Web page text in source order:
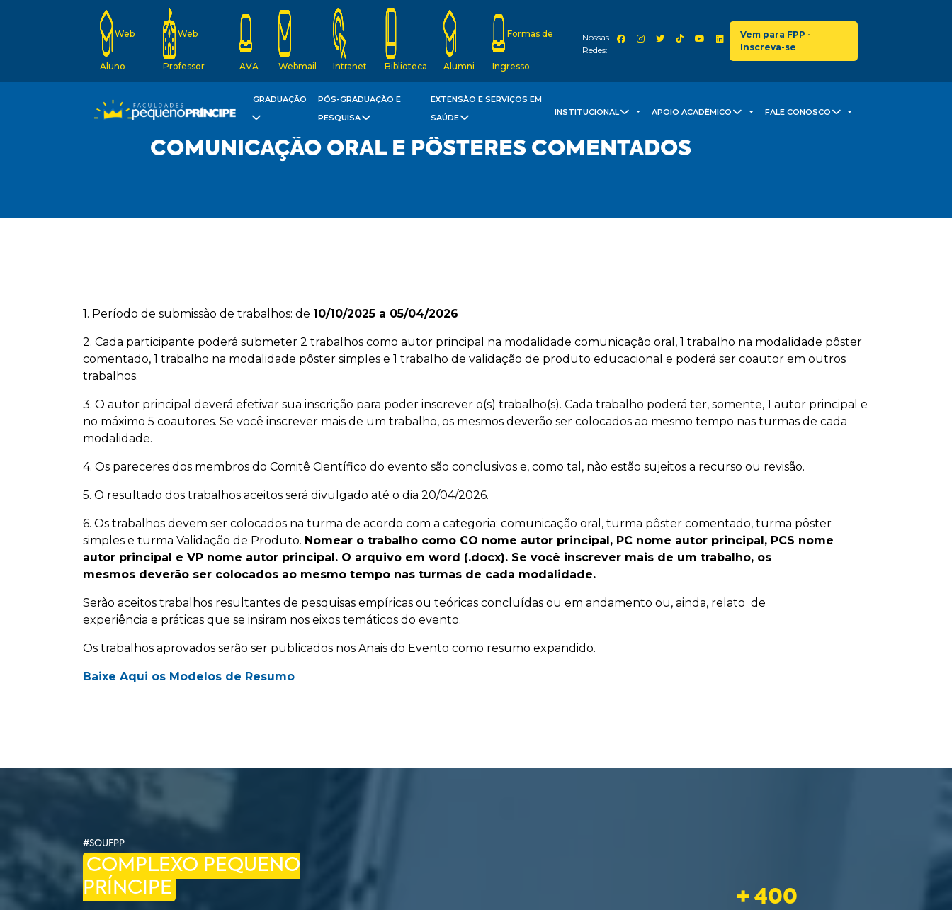
Web
Aluno
Web
Professor AVA Webmail Intranet Biblioteca Alumni
Formas de
Ingresso
Nossas
Redes:
Vem para FPP -
Inscreva-se
GRADUAÇÃO
PÓS-GRADUAÇÃO E
PESQUISA
EXTENSÃO E SERVIÇOS EM
SAÚDE
INSTITUCIONAL APOIO ACADÊMICO FALE CONOSCO
COMUNICAÇÃO ORAL E PÔSTERES COMENTADOS
1. Período de submissão de trabalhos: de 10/10/2025 a 05/04/2026
2. Cada participante poderá submeter 2 trabalhos como autor principal na modalidade comunicação oral, 1 trabalho na modalidade pôster
comentado, 1 trabalho na modalidade pôster simples e 1 trabalho de validação de produto educacional e poderá ser coautor em outros
trabalhos.
3. O autor principal deverá efetivar sua inscrição para poder inscrever o(s) trabalho(s). Cada trabalho poderá ter, somente, 1 autor principal e
no máximo 5 coautores. Se você inscrever mais de um trabalho, os mesmos deverão ser colocados ao mesmo tempo nas turmas de cada
modalidade.
4. Os pareceres dos membros do Comitê Científico do evento são conclusivos e, como tal, não estão sujeitos a recurso ou revisão.
5. O resultado dos trabalhos aceitos será divulgado até o dia 20/04/2026.
6. Os trabalhos devem ser colocados na turma de acordo com a categoria: comunicação oral, turma pôster comentado, turma pôster
simples e turma Validação de Produto. Nomear o trabalho como CO nome autor principal, PC nome autor principal, PCS nome
autor principal e VP nome autor principal. O arquivo em word (.docx). Se você inscrever mais de um trabalho, os
mesmos deverão ser colocados ao mesmo tempo nas turmas de cada modalidade.
Serão aceitos trabalhos resultantes de pesquisas empíricas ou teóricas concluídas ou em andamento ou, ainda, relato de
experiência e práticas que se insiram nos eixos temáticos do evento.
Os trabalhos aprovados serão ser publicados nos Anais do Evento como resumo expandido.
Baixe Aqui os Modelos de Resumo
#SOUFPP
COMPLEXO PEQUENO
PRÍNCIPE
+ 400